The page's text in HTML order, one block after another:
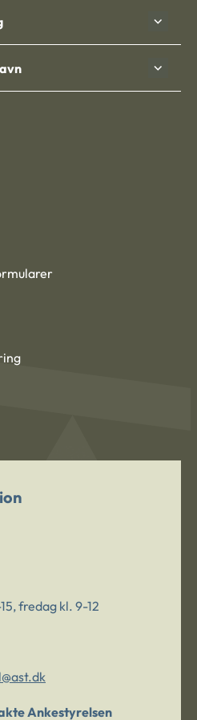
fredag kl. 9-12
Ankestyrelsen